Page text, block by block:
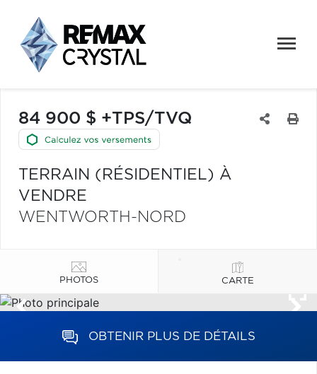
84 900 $ +TPS/TVQ
TERRAIN (RÉSIDENTIEL) À
VENDRE
WENTWORTH-NORD
PHOTOS CARTE
OBTENIR PLUS DE DÉTAILS